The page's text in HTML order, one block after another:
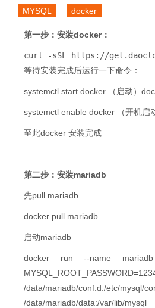
MYSQL
docker
第一步：安装docker：
curl -sSL https : //
等待安装完成后运行一下命令：
systemctl start docker （启动）
systemctl enable docker （开机启
至此docker 安装完成
第二步：安装mariadb
先pull mariadb
docker pull mariadb
启动mariadb
docker run --name
/data/mariadb/conf.d:/
/data/mariadb/data:/var/lib/